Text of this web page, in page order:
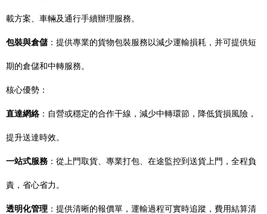
載方案、車輛及通行手續辦理服務。
包裝與倉儲：提供專業的貨物包裝服務以減少運輸損耗，并可提供短
期的倉儲和中轉服務。
核心優勢：
直達網絡：自營或穩定的合作干線，減少中轉環節，降低貨損風險，
提升送達時效。
一站式服務 ：從上門取貨、專業打包、在途監控到送貨上門，全程負
責，省心省力。
透明化管理 ：提供清晰的報價單，運輸過程可實時追蹤，費用結算清